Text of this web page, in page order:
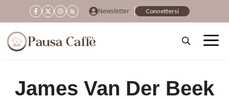
al
contenuto
Newsletter Connettersi
James Van Der Beek